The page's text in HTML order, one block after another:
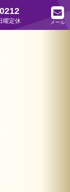
曜定休 メール